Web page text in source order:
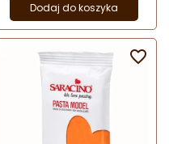
Dodaj do koszyka
